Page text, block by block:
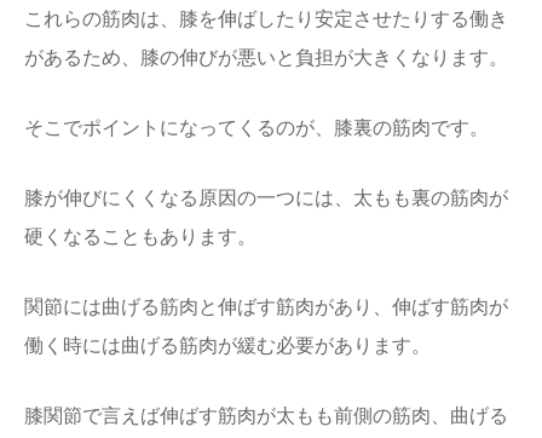
これらの筋肉は、膝を伸ばしたり安定させたりする働き
があるため、膝の伸びが悪いと負担が大きくなります。
そこでポイントになってくるのが、膝裏の筋肉です。
膝が伸びにくくなる原因の一つには、太もも裏の筋肉が
硬くなることもあります。
関節には曲げる筋肉と伸ばす筋肉があり、伸ばす筋肉が
働く時には曲げる筋肉が緩む必要があります。
膝関節で言えば伸ばす筋肉が太もも前側の筋肉、曲げる